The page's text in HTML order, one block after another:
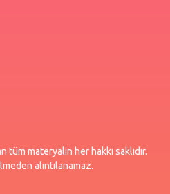
tüm materyalin her hakkı saklıdır.
alıntılanamaz.